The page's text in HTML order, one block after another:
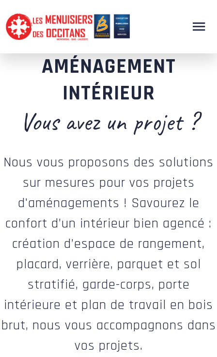
AMÉNAGEMENT
INTÉRIEUR
Vous avez un projet ?
Nous vous proposons des solutions
sur mesures pour vos projets
d'aménagements ! Savourez le
confort d’un intérieur bien agencé :
création d’espace de rangement,
placard, verrière, parquet et sol
stratifié, garde-corps, porte
intérieure et plan de travail en bois
brut, nous vous accompagnons dans
vos projets.